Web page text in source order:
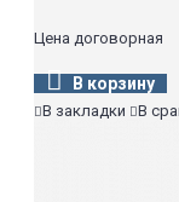
Цена договорная
В корзину
В закладки В